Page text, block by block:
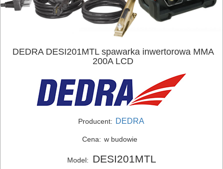
ELEKTRONARZĘDZIA
DEDRA DESI201MTL spawarka inwertorowa MMA
200A LCD
Producent: DEDRA
Cena: w budowie
Model: DESI201MTL